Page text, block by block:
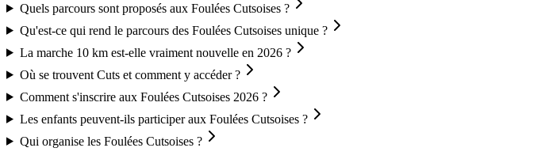
Quels parcours sont proposés aux Foulées Cutsoises ?
Qu'est-ce qui rend le parcours des Foulées Cutsoises unique ?
La marche 10 km est-elle vraiment nouvelle en 2026 ?
Où se trouvent Cuts et comment y accéder ?
Comment s'inscrire aux Foulées Cutsoises 2026 ?
Les enfants peuvent-ils participer aux Foulées Cutsoises ?
Qui organise les Foulées Cutsoises ?